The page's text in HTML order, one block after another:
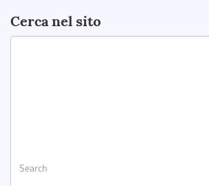
Cerca nel sito